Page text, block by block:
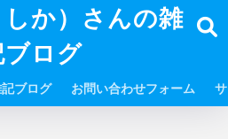
か）さんの雑
ブログ
ブログ お問い合わせフォーム